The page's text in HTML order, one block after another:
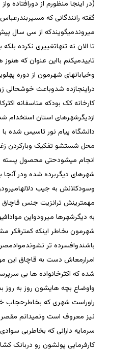
(در اینجا منظورم از دورافتاده
گفته رانندگانی که
میروندمیگویندکه از سی سال
تا الان نه تنهاتغییری نکرده
تاییدمیکنم بااین عنوان که
وخیابانهای شهرمون از دوره
دراینجازده شدوباعث
کارخانه کک بودکه متاسفانه
ازدیگرشهرهای استان استخدام
دانشگاه پیام نور تاسیس شده با
محل شستشو تفکیک وبارکردن
انجام میشودحتی محصول پسته
شهرهای دیگربرده شده ودر آنجا
وسودکلانش به جیب
مهمترینش ترانزیت جنس قاچاق
به دیگرشهرها میرودواین
شهرمون بخاطر اینکه کمترفکر
باشندوافسرده تر
امرارمعاش دست به قاچاق این
شده که اکثرخانواده ها بی
واوضاع بچه هایشون روز به روز
راوراست شهری که بخاطرحجاب
نیز معروف است ونمیدانم
سرمایه دارانی که بخاطربی
کارفرمایی پولشون رو دربانک